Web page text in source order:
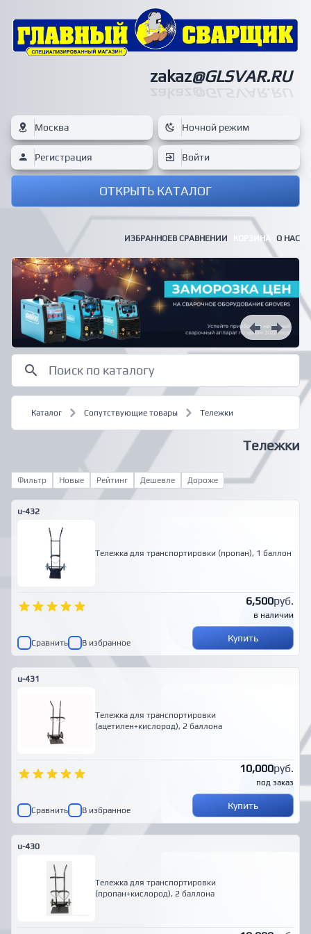
zakaz@GLSVAR.RU
Москва Ночной режим
Регистрация Войти
ОТКРЫТЬ КАТАЛОГ
ИЗБРАННОЕВ СРАВНЕНИИ КОРЗИНА О НАС
Каталог Сопутствующие товары Тележки
Тележки
Фильтр Новые Рейтинг Дешевле Дороже
u-432
Тележка для транспортировки (пропан), 1 баллон
6,500руб.
в наличии
Сравнить В избранное Купить
u-431
Тележка для транспортировки
(ацетилен+кислород), 2 баллона
10,000руб.
под заказ
Сравнить В избранное Купить
u-430
Тележка для транспортировки
(пропан+кислород), 2 баллона